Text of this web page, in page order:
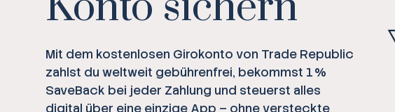
Mit dem kostenlosen Girokonto von Trade Republic
zahlst du weltweit gebührenfrei, bekommst 1 %
SaveBack bei jeder Zahlung und steuerst alles
digital über eine einzige App – ohne versteckte